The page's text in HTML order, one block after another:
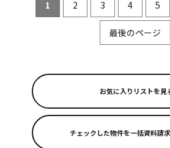
1
2 3 4 5
最後のページ
お気に入りリストを見